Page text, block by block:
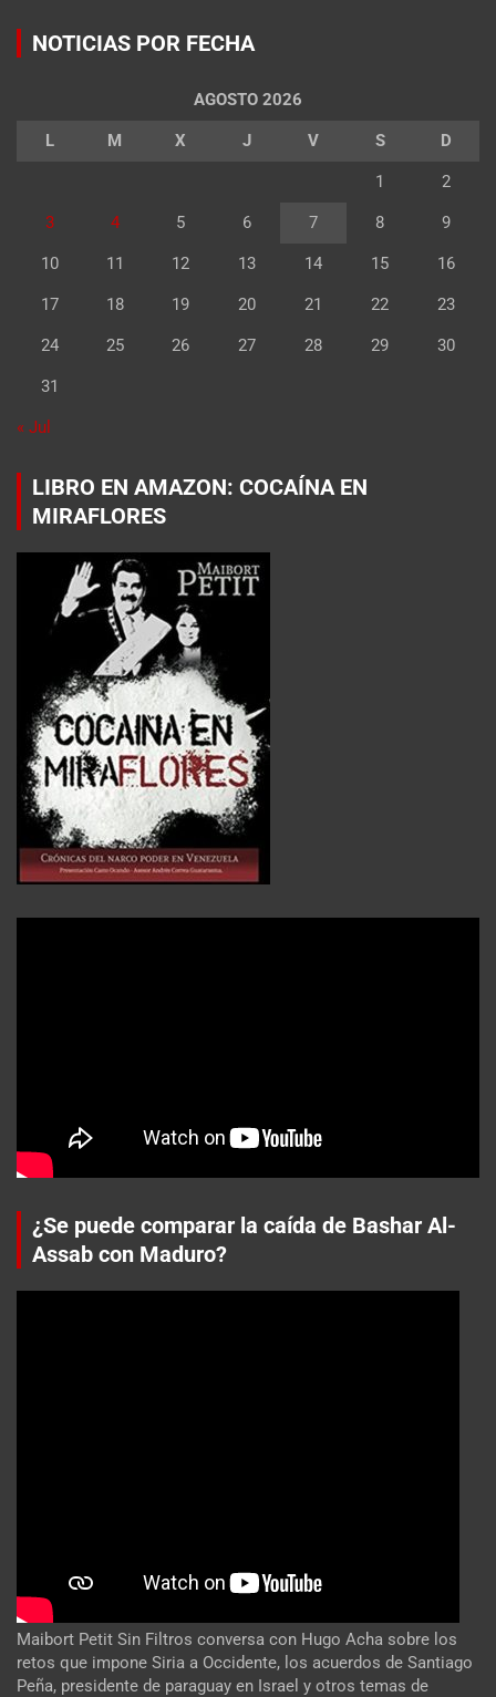
NOTICIAS POR FECHA
AGOSTO 2026
L M X J V S D
1 2
3 4 5 6 7 8 9
10 11 12 13 14 15 16
17 18 19 20 21 22 23
24 25 26 27 28 29 30
31
« Jul
LIBRO EN AMAZON: COCAÍNA EN
MIRAFLORES
¿Se puede comparar la caída de Bashar Al-
Assab con Maduro?
Maibort Petit Sin Filtros conversa con Hugo Acha sobre los
retos que impone Siria a Occidente, los acuerdos de Santiago
Peña, presidente de paraguay en Israel y otros temas de